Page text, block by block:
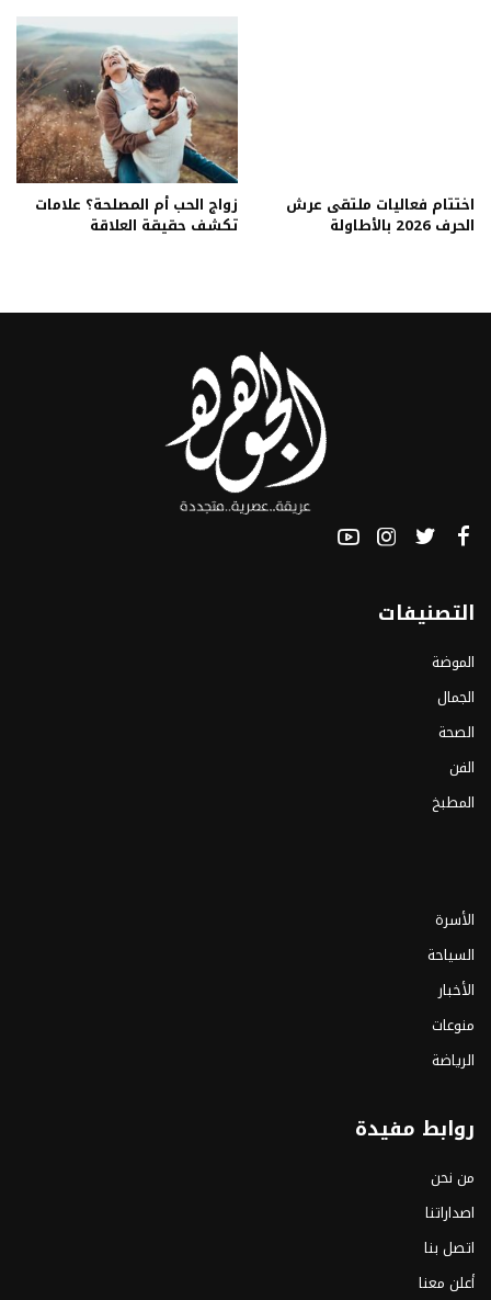
اختتام فعاليات ملتقى عرش
الحرف 2026 بالأطاولة
زواج الحب أم المصلحة؟ علامات
تكشف حقيقة العلاقة
التصنيفات
الموضة
الجمال
الصحة
الفن
المطبخ
الأسرة
السياحة
الأخبار
منوعات
الرياضة
روابط مفيدة
من نحن
اصداراتنا
اتصل بنا
أعلن معنا